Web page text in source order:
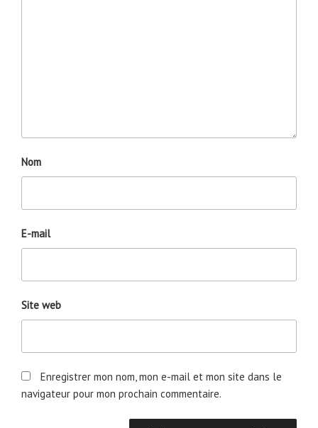
Nom
E-mail
Site web
Enregistrer mon nom, mon e-mail et mon site dans le
navigateur pour mon prochain commentaire.